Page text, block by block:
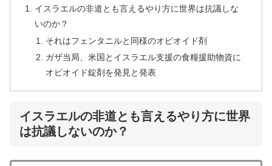
イスラエルの非道とも言えるやり方に世界は抗議しな
いのか？
それはフェンタニルと同様のオピオイド剤
ガザ当局、米国とイスラエル支援の食糧援助物資に
オピオイド錠剤を発見と発表
イスラエルの非道とも言えるやり方に世界
は抗議しないのか？